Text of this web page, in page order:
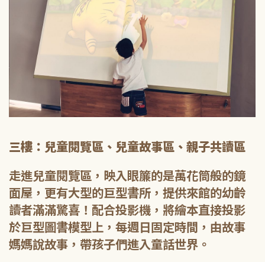
三樓：兒童閱覽區、兒童故事區、親子共讀區
走進兒童閱覽區，映入眼簾的是萬花筒般的鏡
面屋，更有大型的巨型書所，提供來館的幼齡
讀者滿滿驚喜！配合投影機，將繪本直接投影
於巨型圖書模型上，每週日固定時間，由故事
媽媽說故事，帶孩子們進入童話世界。